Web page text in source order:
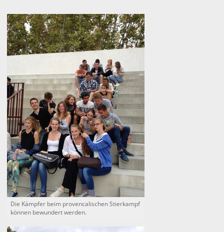
Die Kämpfer beim provencalischen Stierkampf
können bewundert werden.